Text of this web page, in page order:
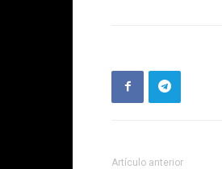
Artículo anterior